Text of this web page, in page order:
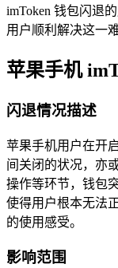
imToken 钱包闪退
用户顺利解决这一难
苹果手机
闪退情况描述
苹果手机用户在开
间关闭的状况，亦
操作等环节，钱包
使得用户根本无法
的使用感受。
影响范围